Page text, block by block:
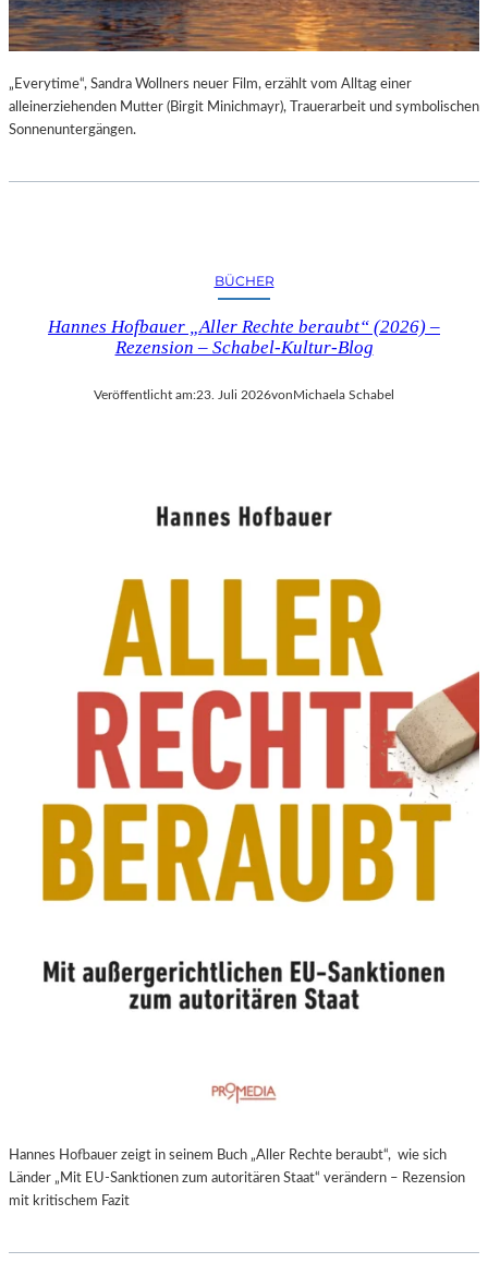
„Everytime“, Sandra Wollners neuer Film, erzählt vom Alltag einer
alleinerziehenden Mutter (Birgit Minichmayr), Trauerarbeit und symbolischen
Sonnenuntergängen.
BÜCHER
Hannes Hofbauer „Aller Rechte beraubt“ (2026) –
Rezension – Schabel-Kultur-Blog
Veröffentlicht am:23. Juli 2026vonMichaela Schabel
Hannes Hofbauer zeigt in seinem Buch „Aller Rechte beraubt“, wie sich
Länder „Mit EU-Sanktionen zum autoritären Staat“ verändern – Rezension
mit kritischem Fazit